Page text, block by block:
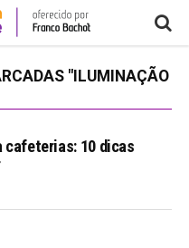
"ILUMINAÇÃO
cafeterias: 10 dicas